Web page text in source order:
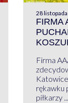
28
FIRMA
Firma
rękawku
piłkarzy ...